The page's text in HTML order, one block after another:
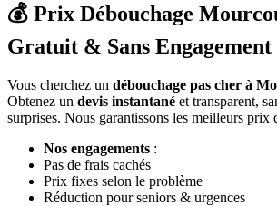
💰 Prix Débouchage
Gratuit & Sans Engagement
Vous cherchez un débouchage pas cher à
Obtenez un devis instantané et transparent,
surprises. Nous garantissons les meilleurs prix
Nos engagements :
Pas de frais cachés
Prix fixes selon le problème
Réduction pour seniors & urgences